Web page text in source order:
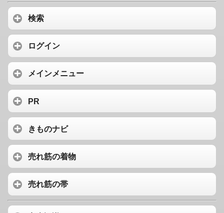
検索
ログイン
メインメニュー
PR
きものナビ
売れ筋の着物
売れ筋の帯